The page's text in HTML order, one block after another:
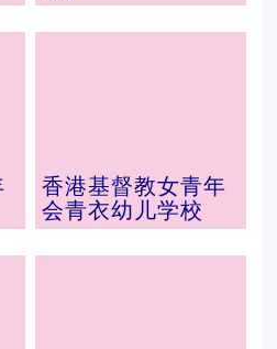
香港基督教女青年
会青衣幼儿学校